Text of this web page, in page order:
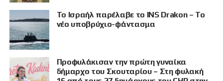
Το Ισραήλ παρέλαβε το INS Drakon – Το
νέο υποβρύχιο-φάντασμα
Προφυλάκισαν την πρώτη γυναίκα
δήμαρχο του Σκουταρίου – Στη φυλακή